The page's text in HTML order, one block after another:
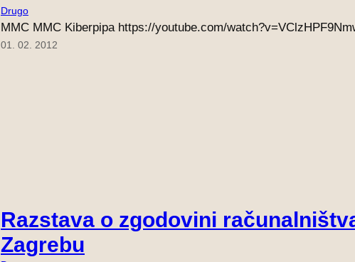
Drugo
MMC MMC Kiberpipa https://youtube.com/
01. 02. 2012
Razstava o zgodovini
Zagrebu